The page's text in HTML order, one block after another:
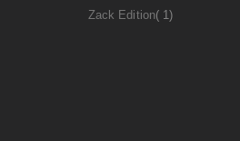
Zack Edition 1Artikel